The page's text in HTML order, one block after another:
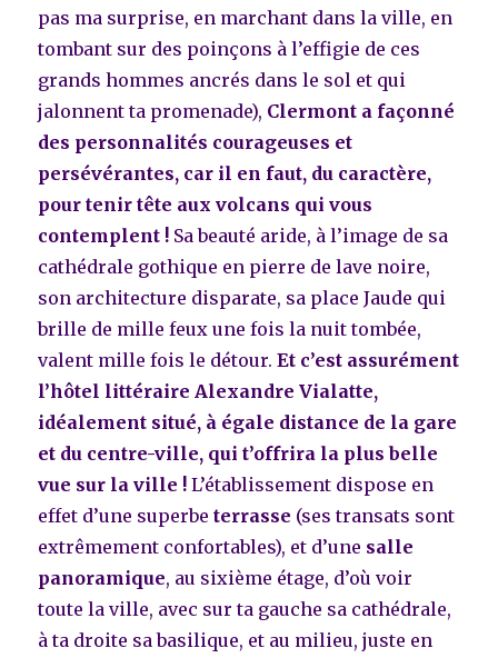
pas ma surprise, en marchant dans la ville, en
tombant sur des poinçons à l’effigie de ces
grands hommes ancrés dans le sol et qui
jalonnent ta promenade), Clermont a façonné
des personnalités courageuses et
persévérantes, car il en faut, du caractère,
pour tenir tête aux volcans qui vous
contemplent ! Sa beauté aride, à l’image de sa
cathédrale gothique en pierre de lave noire,
son architecture disparate, sa place Jaude qui
brille de mille feux une fois la nuit tombée,
valent mille fois le détour.Et c’est assurément
l’hôtel littéraire Alexandre Vialatte,
idéalement situé, à égale distance de la gare
et du centre-ville, qui t’offrira la plus belle
vue sur la ville ! L’établissement dispose en
effet d’une superbeterrasse (ses transats sont
extrêmement confortables), et d’une salle
panoramique, au sixième étage, d’où voir
toute la ville, avec sur ta gauche sa cathédrale,
à ta droite sa basilique, et au milieu, juste en